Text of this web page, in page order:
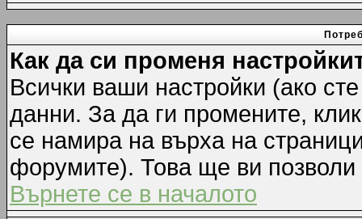
Как да си променя
Всички ваши настройки (ако
данни. За да ги промените,
се намира на върха на
форумите). Това ще ви позволи
Върнете се в началото